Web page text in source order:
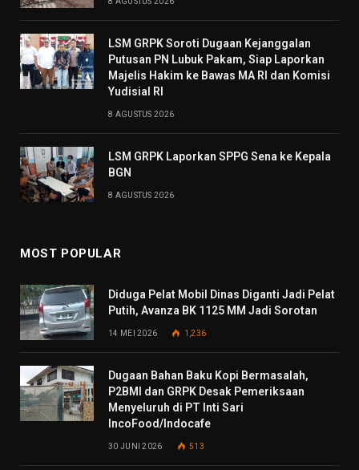
LSM GRPK Soroti Dugaan Kejanggalan
Putusan PN Lubuk Pakam, Siap Laporkan
Majelis Hakim ke Bawas MA RI dan Komisi
Yudisial RI
8 AGUSTUS 2026
LSM GRPK Laporkan SPPG Sena ke Kepala
BGN
8 AGUSTUS 2026
MOST POPULAR
Diduga Pelat Mobil Dinas Diganti Jadi Pelat
Putih, Avanza BK 1125 MM Jadi Sorotan
14 MEI 2026 1,236
Dugaan Bahan Baku Kopi Bermasalah,
P2BMI dan GRPK Desak Pemeriksaan
Menyeluruh di PT Inti Sari
IncoFood/Indocafe
30 JUNI 2026 513